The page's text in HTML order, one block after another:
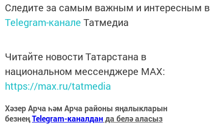
Следите за самым важным и интересным в
Telegram-канале Татмедиа
Читайте новости Татарстана в
национальном мессенджере MАХ:
https://max.ru/tatmedia
Хәзер Арча һәм Арча районы яңалыкларын
безнеңTelegram-каналданда белә аласыз